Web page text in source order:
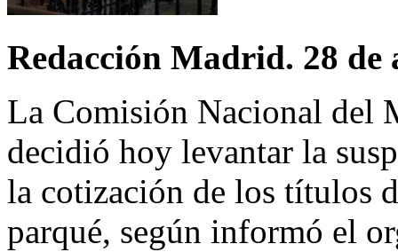
Redacción Madrid. 28 de
La Comisión Nacional del
decidió hoy levantar la
la cotización de los títulos
parqué, según informó el